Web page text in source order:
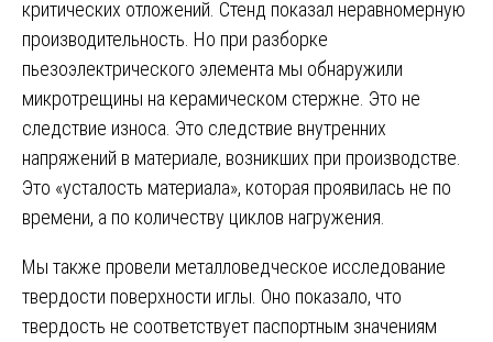
критических отложений. Стенд показал неравномерную
производительность. Но при разборке
пьезоэлектрического элемента мы обнаружили
микротрещины на керамическом стержне. Это не
следствие износа. Это следствие внутренних
напряжений в материале, возникших при производстве.
Это «усталость материала», которая проявилась не по
времени, а по количеству циклов нагружения.
Мы также провели металловедческое исследование
твердости поверхности иглы. Оно показало, что
твердость не соответствует паспортным значениям